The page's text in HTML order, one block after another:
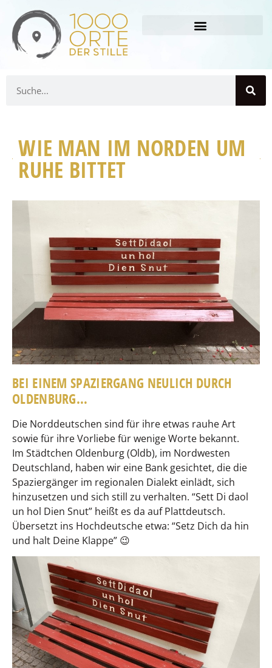
WIE MAN IM NORDEN UM
RUHE BITTET
BEI EINEM SPAZIERGANG NEULICH DURCH
OLDENBURG…
Die Norddeutschen sind für ihre etwas rauhe Art
sowie für ihre Vorliebe für wenige Worte bekannt.
Im Städtchen Oldenburg (Oldb), im Nordwesten
Deutschland, haben wir eine Bank gesichtet, die die
Spaziergänger im regionalen Dialekt einlädt, sich
hinzusetzen und sich still zu verhalten. “Sett Di daol
un hol Dien Snut” heißt es da auf Plattdeutsch.
Übersetzt ins Hochdeutsche etwa: “Setz Dich da hin
und halt Deine Klappe” 😉